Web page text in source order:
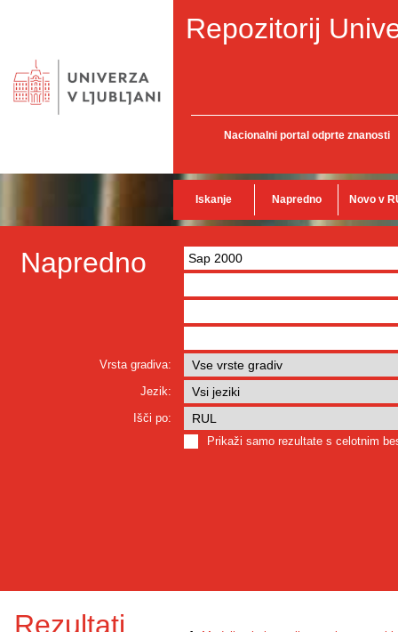
Repozitorij
Nacionalni portal odprte znanosti
Iskanje Napredno Novo v
Napredno
Vrsta gradiva:
Jezik:
Išči po:
Prikaži samo rezultate s celotnim
Rezultati